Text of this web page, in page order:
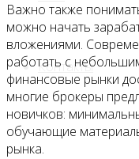
Контакты
Важно также
можно начать
вложениями.
работать с
финансовые рынки
многие брокеры
новичков:
обучающие
рынка.